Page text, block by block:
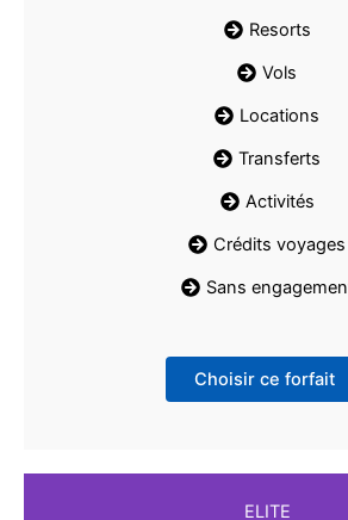
Resorts
Vols
Locations
Transferts
Activités
Crédits voyages
Sans
Choisir ce forfait
ELITE